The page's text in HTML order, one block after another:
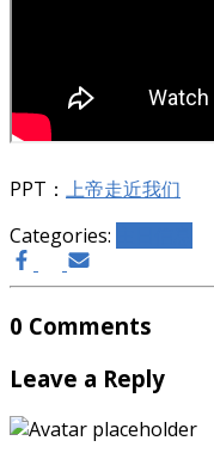
PPT： 上帝走近我们
Categories:
0 Comments
Leave a Reply